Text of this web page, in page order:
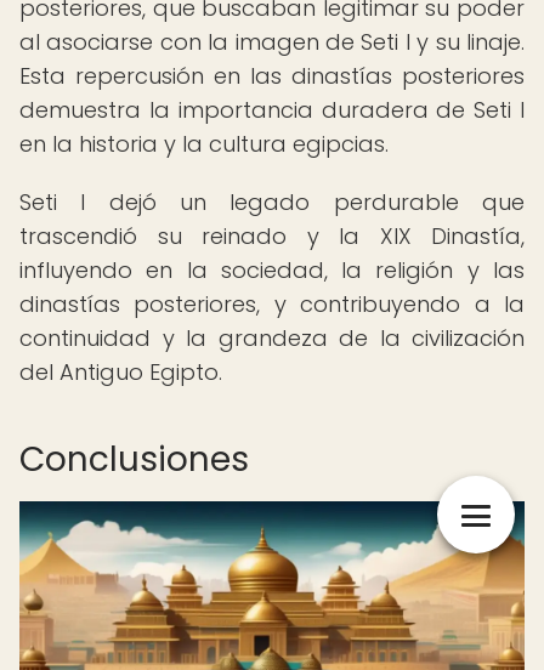
posteriores, que buscaban legitimar su poder
al asociarse con la imagen de Seti I y su linaje.
Esta repercusión en las dinastías posteriores
demuestra la importancia duradera de Seti I
en la historia y la cultura egipcias.
Seti I dejó un legado perdurable que
trascendió su reinado y la XIX Dinastía,
influyendo en la sociedad, la religión y las
dinastías posteriores, y contribuyendo a la
continuidad y la grandeza de la civilización
del Antiguo Egipto.
Conclusiones